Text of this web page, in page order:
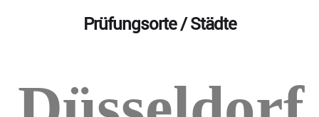
Prüfungsorte / Städte